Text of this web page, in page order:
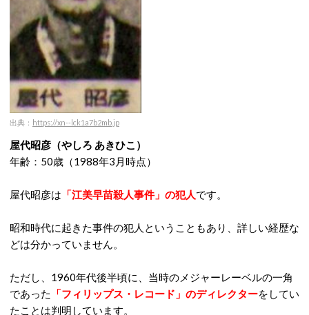
出典： https://xn--lck1a7b2mb.jp
屋代昭彦（やしろ あきひこ）
年齢：50歳（1988年3月時点）
屋代昭彦は 「江美早苗殺人事件」の犯人です。
昭和時代に起きた事件の犯人ということもあり、詳しい経歴な
どは分かっていません。
ただし、1960年代後半頃に、当時のメジャーレーベルの一角
であった
「フィリップス・レコード 」のディレクターをしてい
たことは判明しています。